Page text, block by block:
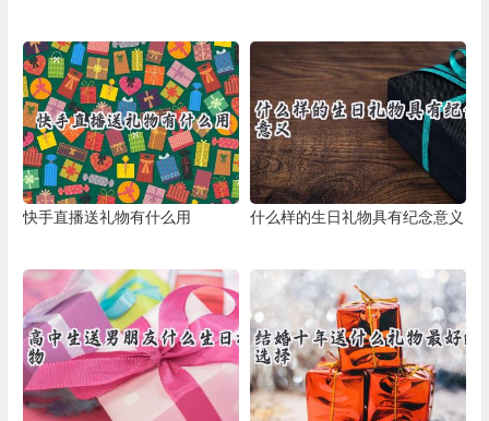
快手直播送礼物有什么用 什么样的生日礼物具有纪念意义